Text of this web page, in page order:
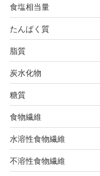
食塩相当量
たんぱく質
脂質
炭水化物
糖質
食物繊維
水溶性食物繊維
不溶性食物繊維